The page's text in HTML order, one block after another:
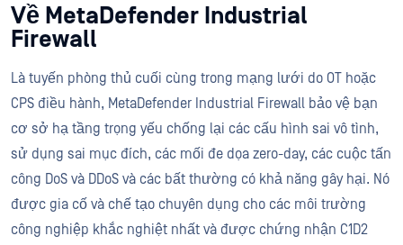
Về MetaDefender Industrial
Firewall
Là tuyến phòng thủ cuối cùng trong mạng lưới do OT hoặc
CPS điều hành, MetaDefender Industrial Firewall bảo vệ bạn
cơ sở hạ tầng trọng yếu chống lại các cấu hình sai vô tình,
sử dụng sai mục đích, các mối đe dọa zero-day, các cuộc tấn
công DoS và DDoS và các bất thường có khả năng gây hại. Nó
được gia cố và chế tạo chuyên dụng cho các môi trường
công nghiệp khắc nghiệt nhất và được chứng nhận C1D2